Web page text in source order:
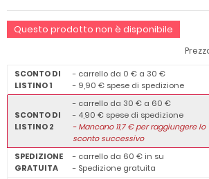
Questo prodotto non è disponibile
SCONTO DI
LISTINO 1
- carrello da 0 € a 30 €
- 9,90 € spese di spedizione
SCONTO DI
LISTINO 2
- carrello da 30 € a 60 €
- 4,90 € spese di spedizione
-Mancano11,7€ per raggiungere lo
sconto successivo
SPEDIZIONE
GRATUITA
- carrello da 60 € in su
- Spedizione gratuita